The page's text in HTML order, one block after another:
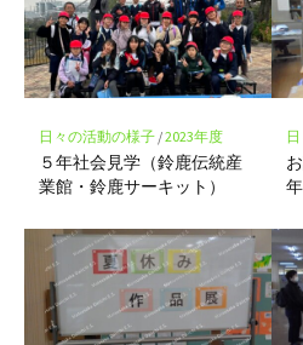
日々の活動の様子/2023年度
５年社会見学（鈴鹿伝統産
業館・鈴鹿サーキット）
年